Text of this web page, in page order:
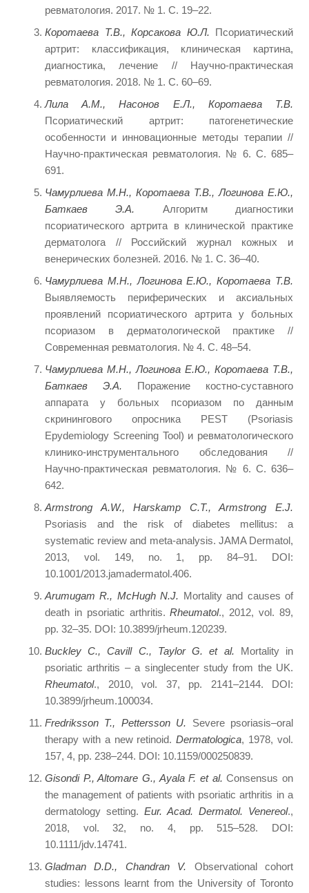
ревматология. 2017. № 1. С. 19–22.
Коротаева Т.В., Корсакова Ю.Л. Псориатический
артрит: классификация, клиническая картина,
диагностика, лечение // Научно-практическая
ревматология. 2018. № 1. С. 60–69.
Лила А.М., Насонов Е.Л., Коротаева Т.В.
Псориатический артрит: патогенетические
особенности и инновационные методы терапии //
Научно-практическая ревматология. № 6. С. 685–
691.
Чамурлиева М.Н., Коротаева Т.В., Логинова Е.Ю.,
Баткаев Э.А. Алгоритм диагностики
псориатического артрита в клинической практике
дерматолога // Российский журнал кожных и
венерических болезней. 2016. № 1. С. 36–40.
Чамурлиева М.Н., Логинова Е.Ю., Коротаева Т.В.
Выявляемость периферических и аксиальных
проявлений псориатического артрита у больных
псориазом в дерматологической практике //
Современная ревматология. № 4. С. 48–54.
Чамурлиева М.Н., Логинова Е.Ю., Коротаева Т.В.,
Баткаев Э.А. Поражение костно-суставного
аппарата у больных псориазом по данным
скринингового опросника PEST (Psoriasis
Epydemiology Screening Tool) и ревматологического
клинико-инструментального обследования //
Научно-практическая ревматология. № 6. С. 636–
642.
Armstrong A.W., Harskamp C.T., Armstrong E.J.
Psoriasis and the risk of diabetes mellitus: a
systematic review and meta-analysis. JAMA Dermatol,
2013, vol. 149, no. 1, pp. 84–91. DOI:
10.1001/2013.jamadermatol.406.
Arumugam R., McHugh N.J. Mortality and causes of
death in psoriatic arthritis.Rheumatol., 2012, vol. 89,
pp. 32–35. DOI: 10.3899/jrheum.120239.
Buckley C., Cavill C., Taylor G. et al. Mortality in
psoriatic arthritis – a singlecenter study from the UK.
Rheumatol., 2010, vol. 37, pp. 2141–2144. DOI:
10.3899/jrheum.100034.
Fredriksson T., Pettersson U. Severe psoriasis–oral
therapy with a new retinoid.Dermatologica, 1978, vol.
157, 4, pp. 238–244. DOI: 10.1159/000250839.
Gisondi P., Altomare G., Ayala F. et al. Consensus on
the management of patients with psoriatic arthritis in a
dermatology setting. Eur. Acad. Dermatol. Venereol.,
2018, vol. 32, no. 4, pp. 515–528. DOI:
10.1111/jdv.14741.
Gladman D.D., Chandran V. Observational cohort
studies: lessons learnt from the University of Toronto